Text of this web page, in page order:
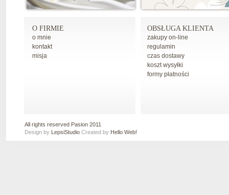
O FIRMIE
o mnie
kontakt
misja
OBSŁUGA KLIENTA
zakupy on-line
regulamin
czas dostawy
koszt wysyłki
formy płatności
All rights reserved Pasion 2011
Design by LepsiStudio Created by Hello Web!